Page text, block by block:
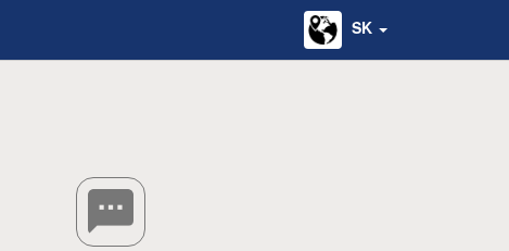
SK